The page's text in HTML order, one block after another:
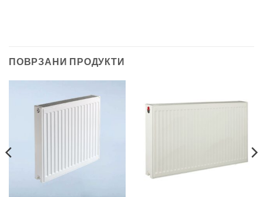
ПОВРЗАНИ ПРОДУКТИ